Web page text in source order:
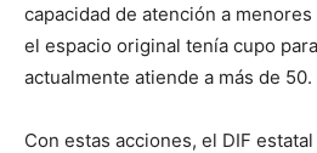
capacidad de atención a menores
el espacio original tenía cupo
actualmente atiende a más de 50.
Con estas acciones, el DIF